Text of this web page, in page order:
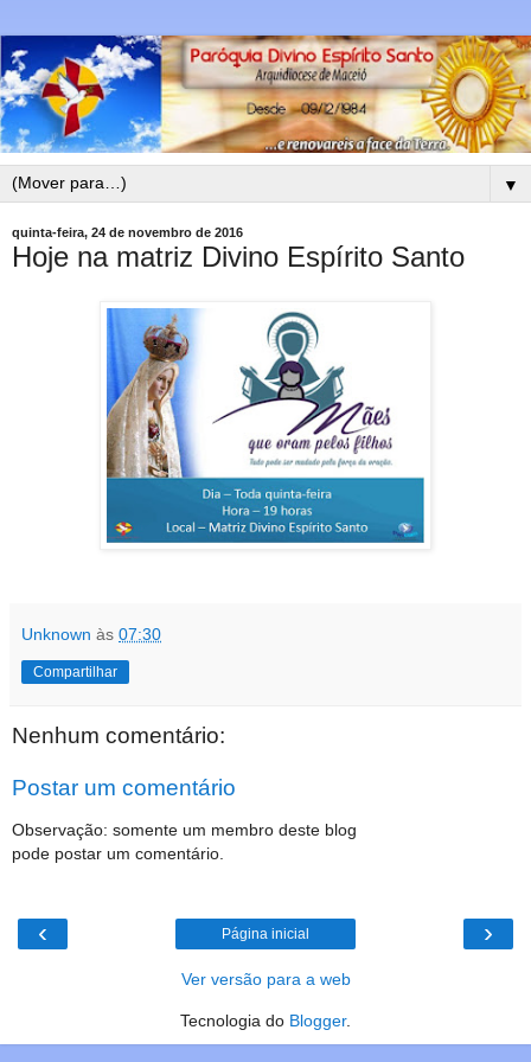
▼
quinta-feira, 24 de novembro de 2016
Hoje na matriz Divino Espírito Santo
Unknown às 07:30
Compartilhar
Nenhum comentário:
Postar um comentário
Observação: somente um membro deste blog
pode postar um comentário.
‹ ›
Página inicial
Ver versão para a web
Tecnologia do Blogger.